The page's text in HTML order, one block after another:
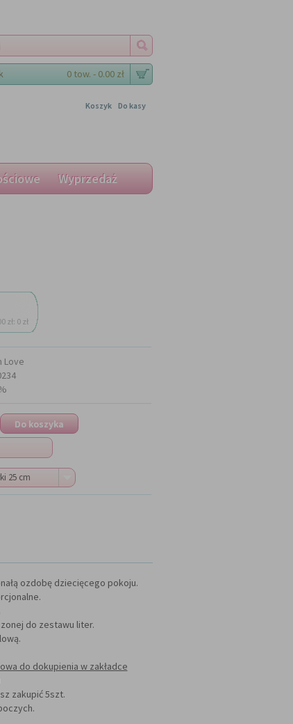
0 tow. - 0.00 zł
Koszyk Do kasy
Wyprzedaż
zł: 0 zł
Love
25 cm
ozdobę dziecięcego pokoju.
do zestawu liter.
do dokupienia w zakładce
zakupić 5szt.